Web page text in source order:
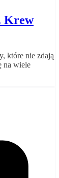
Krew
które nie zdają
na wiele